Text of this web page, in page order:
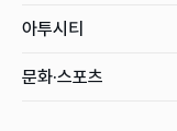
아투시티
문화·스포츠